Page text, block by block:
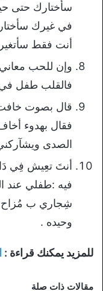
سأختارك حتى
في غيرك سأختار
أنت فقط سأتغير
وإن للحب
فالقلب طفل في
قال بصوت
فقال بهدوء
الصدى
أنتَ تعِيش فِي
ﻓﻴﻪ :ﻃﻔﻠﻲ ﻋﻨﺪ
ﺷِﺠﺎﺭﻱ ﺏ ﻣُﺰﺍﺡ
ﻭﺣﻴﺪﻩ .
للمزيد يمكنك قراءة :
مقالات ذات صلة